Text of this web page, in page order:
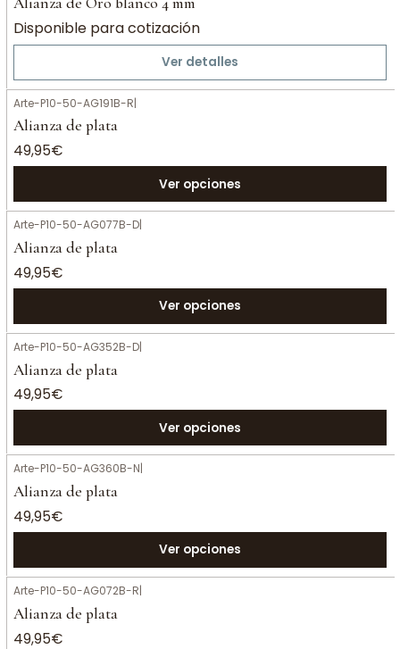
Disponible para cotización
Ver detalles
Arte-P10-50-AG191B-R|
Alianza de plata
49,95€
Ver opciones
Arte-P10-50-AG077B-D|
Alianza de plata
49,95€
Ver opciones
Arte-P10-50-AG352B-D|
Alianza de plata
49,95€
Ver opciones
Arte-P10-50-AG360B-N|
Alianza de plata
49,95€
Ver opciones
Arte-P10-50-AG072B-R|
Alianza de plata
49,95€